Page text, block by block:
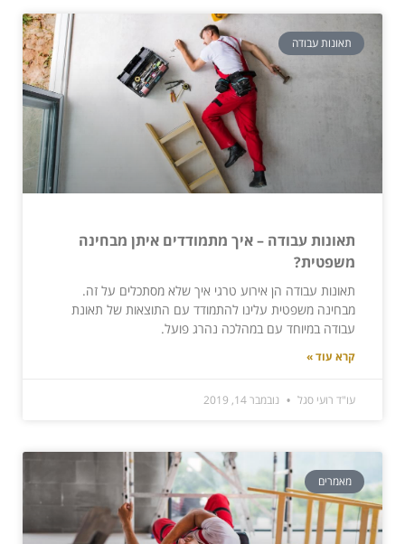
תאונות עבודה
תאונות עבודה – איך מתמודדים איתן מבחינה
משפטית?
תאונות עבודה הן אירוע טרגי איך שלא מסתכלים על זה.
מבחינה משפטית עלינו להתמודד עם התוצאות של תאונת
עבודה במיוחד עם במהלכה נהרג פועל.
קרא עוד »
עו"ד רועי סגל נובמבר 14, 2019
מאמרים